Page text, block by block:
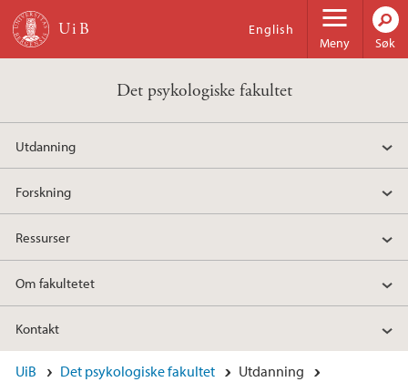
Hopp til hovedinnhold
Meny
English
Søk
Det psykologiske fakultet
Utdanning
Forskning
Ressurser
Om fakultetet
Kontakt
UiB Det psykologiske fakultet Utdanning